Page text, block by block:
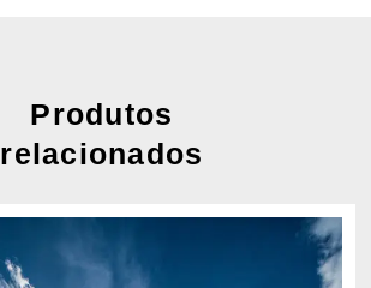
Produtos
relacionados